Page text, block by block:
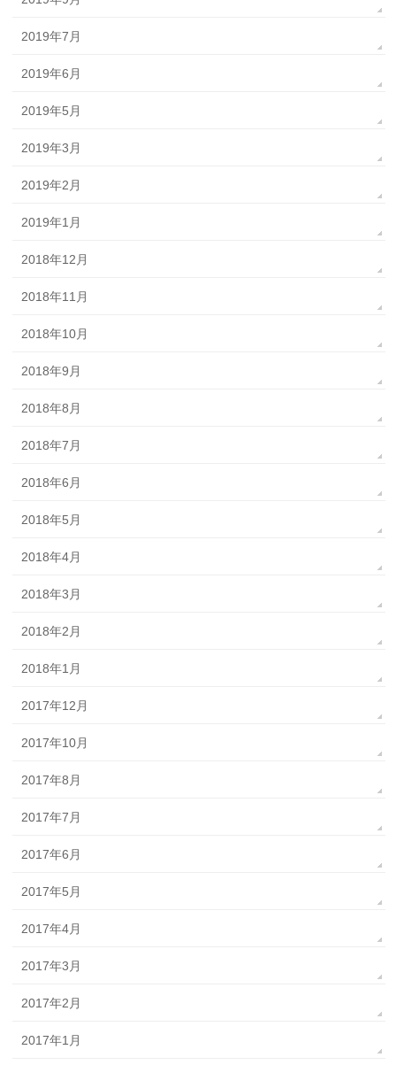
2019年7月
2019年6月
2019年5月
2019年3月
2019年2月
2019年1月
2018年12月
2018年11月
2018年10月
2018年9月
2018年8月
2018年7月
2018年6月
2018年5月
2018年4月
2018年3月
2018年2月
2018年1月
2017年12月
2017年10月
2017年8月
2017年7月
2017年6月
2017年5月
2017年4月
2017年3月
2017年2月
2017年1月